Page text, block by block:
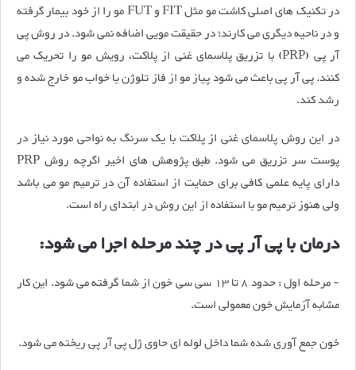
در تکنیک های اصلی کاشت مو مثل FIT و FUT مو را از خود بیمار گرفته
و در ناحیه دیگری می کارند؛ در حقیقت مویی اضافه نمی شود. در روش پی
آر پی (PRP) با تزریق پلاسمای غنی از پلاکت، رویش مو را تحریک می
کنند. پی آر پی باعث می شود پیاز مو از فاز تلوژن یا خواب مو خارج شده و
رشد کند.
در این روش پلاسمای غنی از پلاکت با یک سرنگ به نواحی مورد نیاز در
پوست سر تزریق می شود. طبق پژوهش های اخیر اگرچه روش PRP
دارای پایه علمی کافی برای حمایت از استفاده آن در ترمیم مو می باشد
ولی هنوز ترمیم مو با استفاده از این روش در ابتدای راه است.
درمان با پی آر پی در چند مرحله اجرا می شود:
- مرحله اول : حدود 8 تا 13 سی سی خون از شما گرفته می شود. این کار
مشابه آزمایش خون معمولی است.
خون جمع آوری شده شما داخل لوله ای حاوی ژل پی آر پی ریخته می شود.